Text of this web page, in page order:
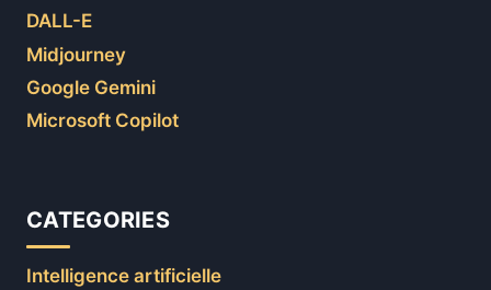
DALL-E
Midjourney
Google Gemini
Microsoft Copilot
CATEGORIES
Intelligence artificielle